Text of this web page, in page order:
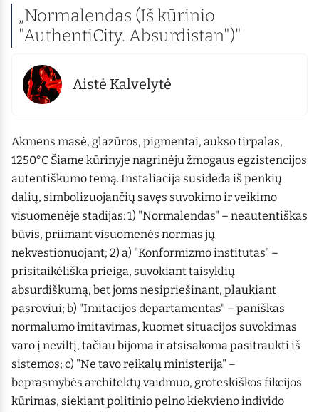
„Normalendas (Iš kūrinio
"AuthentiCity. Absurdistan")"
Aistė Kalvelytė
Akmens masė, glazūros, pigmentai, aukso tirpalas,
1250°C Šiame kūrinyje nagrinėju žmogaus egzistencijos
autentiškumo temą. Instaliacija susideda iš penkių
dalių, simbolizuojančių savęs suvokimo ir veikimo
visuomenėje stadijas: 1) "Normalendas" – neautentiškas
būvis, priimant visuomenės normas jų
nekvestionuojant; 2) a) "Konformizmo institutas" –
prisitaikėliška prieiga, suvokiant taisyklių
absurdiškumą, bet joms nesipriešinant, plaukiant
pasroviui; b) "Imitacijos departamentas" – paniškas
normalumo imitavimas, kuomet situacijos suvokimas
varo į neviltį, tačiau bijoma ir atsisakoma pasitraukti iš
sistemos; c) "Ne tavo reikalų ministerija" –
beprasmybės architektų vaidmuo, groteskiškos fikcijos
kūrimas, siekiant politinio pelno kiekvieno individo